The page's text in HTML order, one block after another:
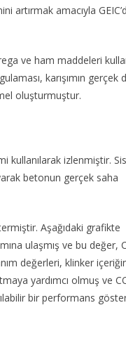
artırmak amacıyla
ve ham maddeleri
karışımın gerçek
oluşturmuştur.
kullanılarak izlenmiştir.
betonun gerçek saha
Aşağıdaki grafikte
ulaşmış ve bu değer,
değerleri, klinker
yardımcı olmuş ve
bir performans